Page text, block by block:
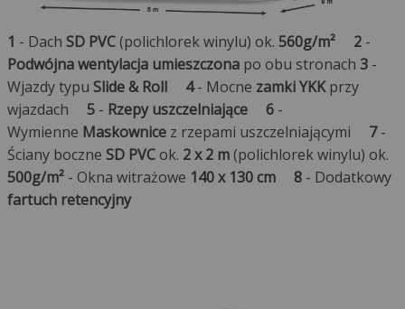
1 - Dach SD PVC(polichlorek winylu) ok. 560g/m² 2-
Podwójna wentylacja umieszczonapo obu stronach 3-
Wjazdy typu Slide & Roll 4- Mocne zamki YKKprzy
wjazdach 5- Rzepy uszczelniające 6-
Wymienne Maskownicez rzepami uszczelniającymi 7-
Ściany boczne SD PVCok. 2 x 2 m(polichlorek winylu) ok.
500g/m²- Okna witrażowe 140 x 130 cm 8- Dodatkowy
fartuch retencyjny